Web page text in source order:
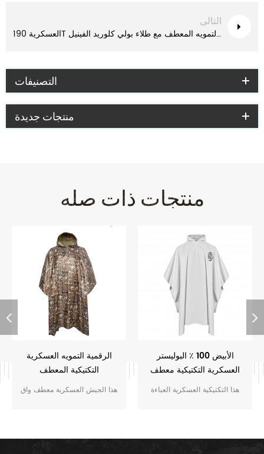
التالى
العسكرية 190T البوليستر التمويه المعطف مع طلاء بولي كلوريد الفينيل
التصنيفات
منتجات جديدة
منتجات ذات صله
الرقمية التمويه العسكرية
التكتيكية المعطف
هذا الجيش العسكرية معطف واق
الأبيض 100 ٪ البوليستر
العسكرية التكتيكية معطف
واق من المطر
هذا التكتيكية العسكرية العباءة